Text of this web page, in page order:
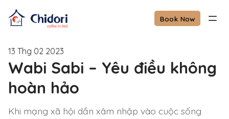
Book Now
13 Thg 02 2023
Wabi Sabi – Yêu điều không
hoàn hảo
Khi mạng xã hội dần xâm nhập vào cuộc sống